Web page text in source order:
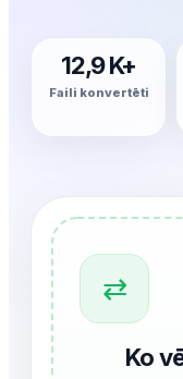
12,9 K+
Faili konvertēti
⇄
Ko